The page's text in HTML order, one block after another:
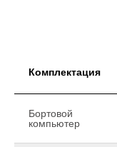
Комплектация
Бортовой
компьютер